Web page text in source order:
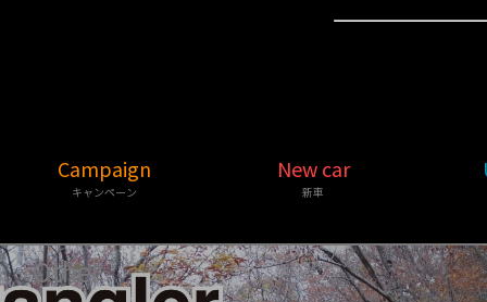
Campaign
キャンペーン
New car
新車
Other